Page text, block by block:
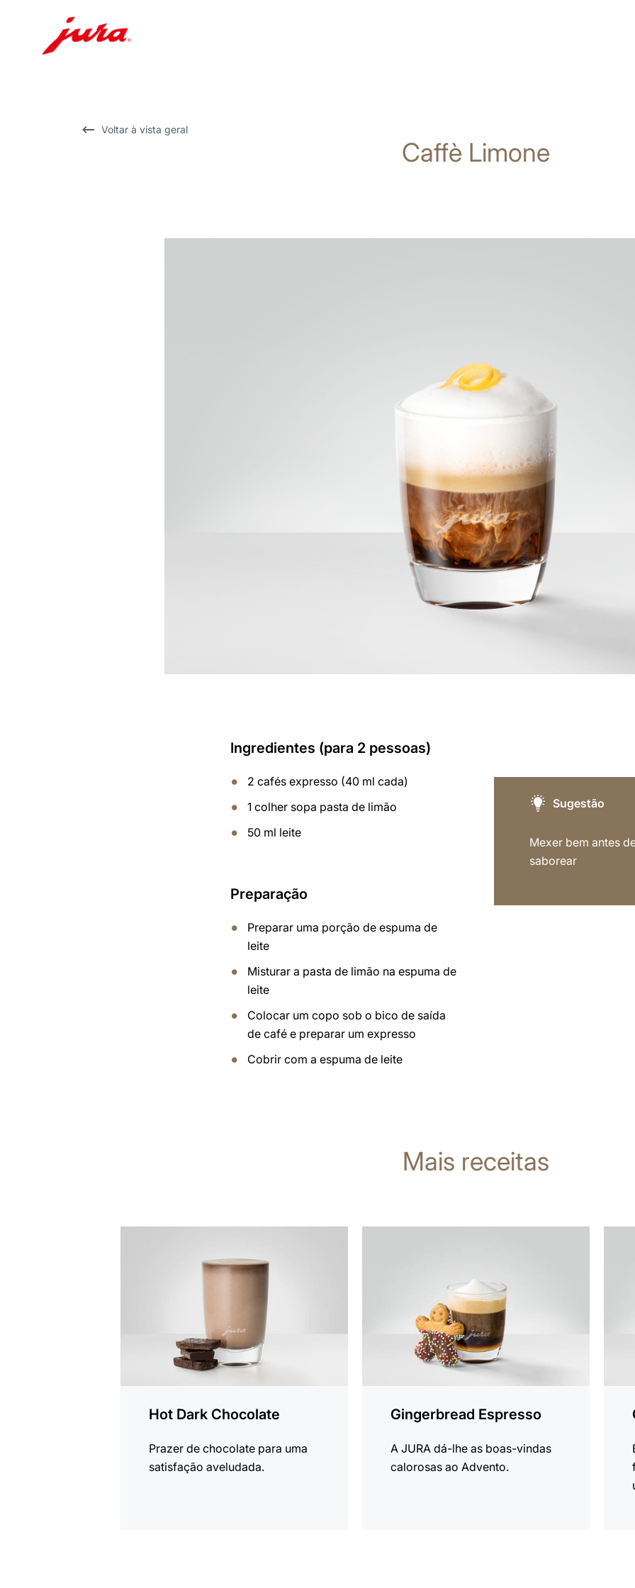
Voltar à vista geral
Caffè Limone
Ingredientes (para 2 pessoas)
2 cafés expresso (40 ml cada)
1 colher sopa pasta de limão
50 ml leite
Preparação
Preparar uma porção de espuma de
leite
Misturar a pasta de limão na espuma de
leite
Colocar um copo sob o bico de saída
de café e preparar um expresso
Cobrir com a espuma de leite
Sugestão
Mexer bem antes
saborear
Mais receitas
Hot Dark Chocolate
Prazer de chocolate para uma
satisfação aveludada.
Gingerbread Espresso
A JURA dá-lhe as boas-vindas
calorosas ao Advento.